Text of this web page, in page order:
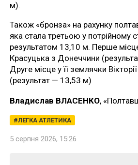
м).
Також «бронза» на рахунку
яка стала третьою у потрійному
результатом 13,10 м. Перше
Красуцька з Донеччини
Друге місце у її землячки
(результат — 13,53 м)
Владислав ВЛАСЕНКО,
ЛЕГКА АТЛЕТИКА
5 серпня 2026, 15:26